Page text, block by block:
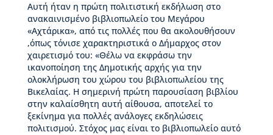
Β
Δ
Β
–
Τ
ι
μ
η
τ
ι
Αυτή ήταν η πρώτη πολιτιστική εκδήλωση στο
ανακαινισμένο βιβλιοπωλείο του Μεγάρου
«Αχτάρικα», από τις πολλές που θα ακολουθήσουν
,όπως τόνισε χαρακτηριστικά ο Δήμαρχος στον
χαιρετισμό του: «Θέλω να εκφράσω την
ικανοποίηση της Δημοτικής αρχής για την
ολοκλήρωση του χώρου του βιβλιοπωλείου της
Βικελαίας. Η σημερινή πρώτη παρουσίαση βιβλίου
στην καλαίσθητη αυτή αίθουσα, αποτελεί το
ξεκίνημα για πολλές ανάλογες εκδηλώσεις
πολιτισμού. Στόχος μας είναι το βιβλιοπωλείο αυτό